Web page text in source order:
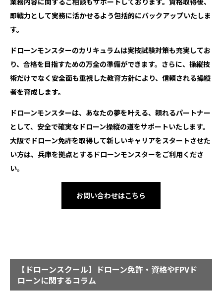
即戦力として実務に活かせるよう包括的にバックアップいたしま
す。
ドローンモンスターのカリキュラムは実技試験対策も充実してお
り、合格を目指すための万全の準備ができます。さらに、操縦技
術だけでなく安全面も重視した教育方針により、信頼される操縦
者を育成します。
ドローンモンスターは、あなたの夢を叶える、頼れるパートナー
として、安全で確実なドローン操縦の道をサポートいたします。
大阪でドローン免許を取得して新しいキャリアをスタートさせた
い方は、兵庫を拠点とするドローンモンスターをご利用くださ
い。
お問い合わせはこちら
【ドローンスクール】ドローン免許・資格やFPVド
ローンに関するコラム